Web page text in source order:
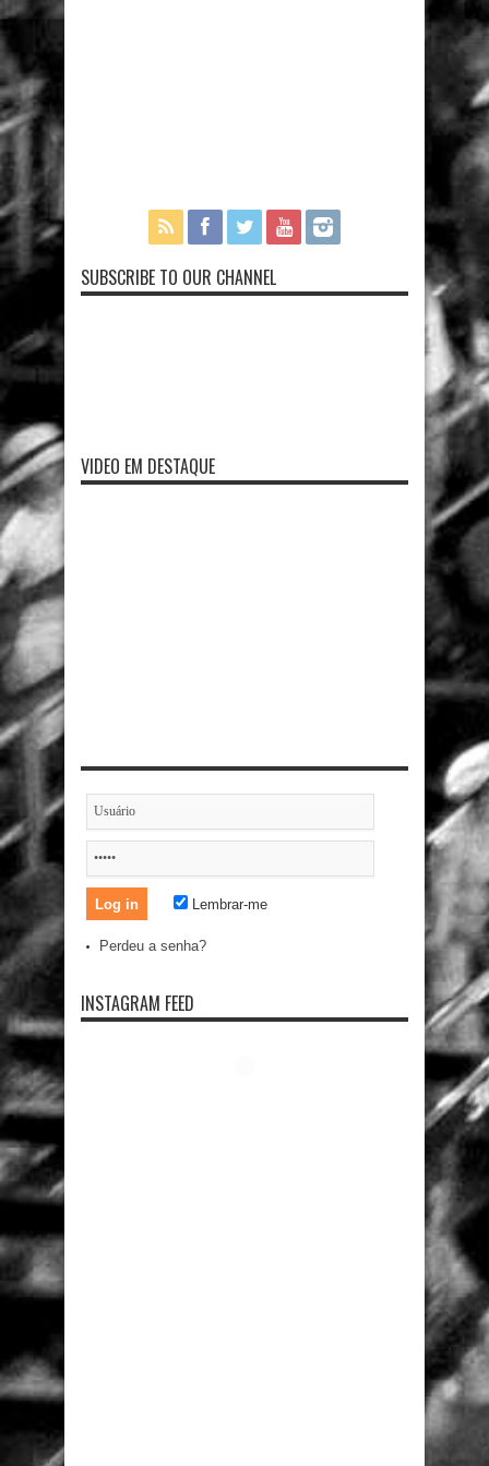
SUBSCRIBE TO OUR CHANNEL
VIDEO EM DESTAQUE
Lembrar-me
Perdeu a senha?
INSTAGRAM FEED